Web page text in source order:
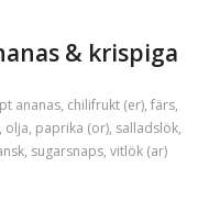
& krispiga
ananas, chilifrukt (er), färs,
olja, paprika (or), salladslök,
, sugarsnaps, vitlök (ar)